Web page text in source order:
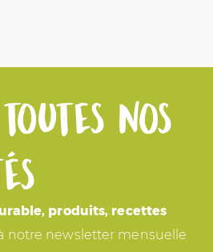
toutes nos
produits, recettes
notre newsletter mensuelle